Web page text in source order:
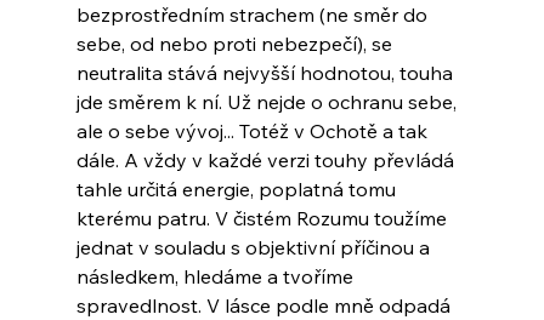
bezprostředním strachem (ne směr do
sebe, od nebo proti nebezpečí), se
neutralita stává nejvyšší hodnotou, touha
jde směrem k ní. Už nejde o ochranu sebe,
ale o sebe vývoj... Totéž v Ochotě a tak
dále. A vždy v každé verzi touhy převládá
tahle určitá energie, poplatná tomu
kterému patru. V čistém Rozumu toužíme
jednat v souladu s objektivní příčinou a
následkem, hledáme a tvoříme
spravedlnost. V lásce podle mně odpadá